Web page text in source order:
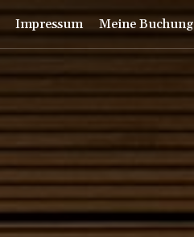
Impressum Meine Buchung